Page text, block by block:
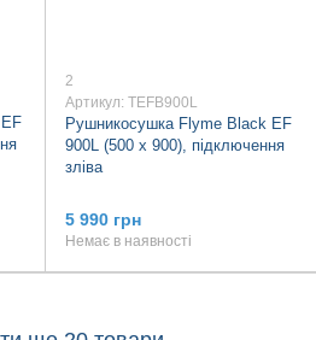
2
Артикул: TEFB900L
Рушникосушка Flyme Black EF
900L (500 х 900), підключення
зліва
5 990 грн
Немає в наявності